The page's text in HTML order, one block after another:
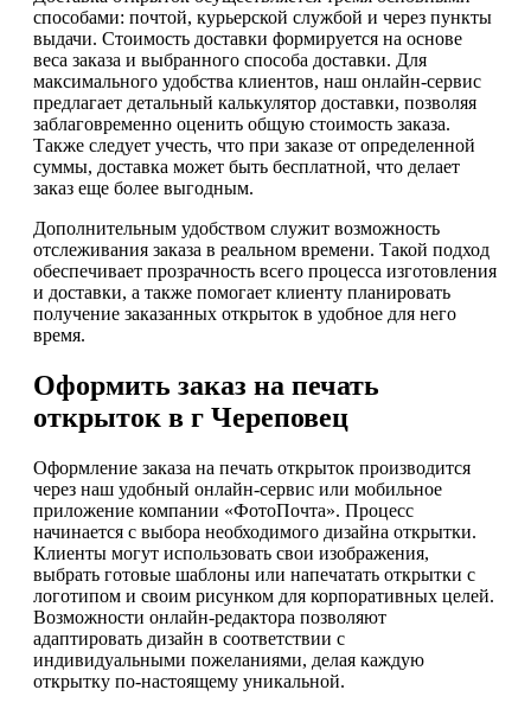
способами: почтой, курьерской службой и через пункты
выдачи. Стоимость доставки формируется на основе
веса заказа и выбранного способа доставки. Для
максимального удобства клиентов, наш онлайн-сервис
предлагает детальный калькулятор доставки, позволяя
заблаговременно оценить общую стоимость заказа.
Также следует учесть, что при заказе от определенной
суммы, доставка может быть бесплатной, что делает
заказ еще более выгодным.
Дополнительным удобством служит возможность
отслеживания заказа в реальном времени. Такой подход
обеспечивает прозрачность всего процесса изготовления
и доставки, а также помогает клиенту планировать
получение заказанных открыток в удобное для него
время.
Оформить заказ на печать
открыток в г Череповец
Оформление заказа на печать открыток производится
через наш удобный онлайн-сервис или мобильное
приложение компании «ФотоПочта». Процесс
начинается с выбора необходимого дизайна открытки.
Клиенты могут использовать свои изображения,
выбрать готовые шаблоны или напечатать открытки с
логотипом и своим рисунком для корпоративных целей.
Возможности онлайн-редактора позволяют
адаптировать дизайн в соответствии с
индивидуальными пожеланиями, делая каждую
открытку по-настоящему уникальной.